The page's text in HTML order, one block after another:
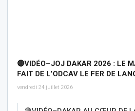
🔴VIDÉO–JOJ DAKAR 2026 : LE
FAIT DE L’ODCAV LE FER DE
vendredi 24 juillet 2026